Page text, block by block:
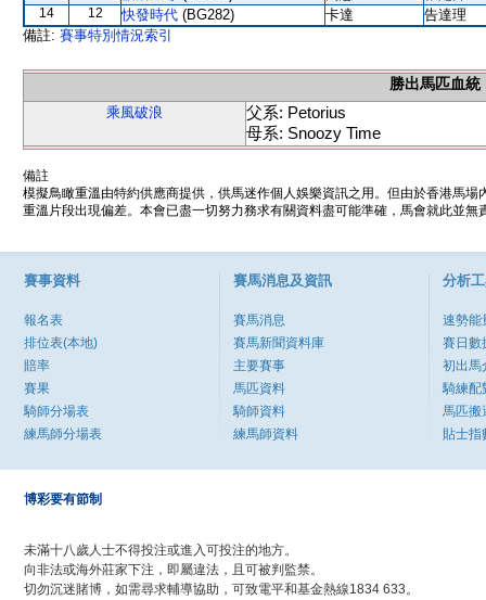
14 12 快發時代 (BG282) 卡達
告達理
備註: 賽事特別情況索引
勝出馬匹血統
乘風破浪
父系: Petorius
母系: Snoozy Time
備註
模擬鳥瞰重溫由特約供應商提供，供馬迷作個人娛樂資訊之用。但由於香港馬
重溫片段出現偏差。本會已盡一切努力務求有關資料盡可能準確，馬會就此並
賽事資料
報名表
排位表(本地)
賠率
賽果
騎師分場表
練馬師分場表
賽馬消息及資訊
賽馬消息
賽馬新聞資料庫
主要賽事
馬匹資料
騎師資料
練馬師資料
分析
速勢能
賽日數
初出馬
騎練配
馬匹搬
貼士指
博彩要有節制
未滿十八歲人士不得投注或進入可投注的地方。
向非法或海外莊家下注，即屬違法，且可被判監禁。
切勿沉迷賭博，如需尋求輔導協助，可致電平和基金熱線1834 633。